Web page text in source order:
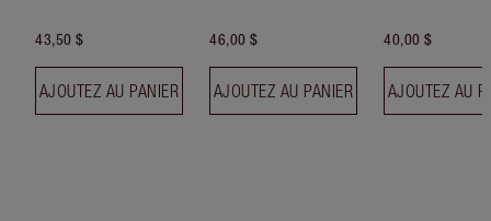
43,50 $
AJOUTEZ AU PANIER
46,00 $
AJOUTEZ AU PANIER
40,00 $
AJOUTEZ AU